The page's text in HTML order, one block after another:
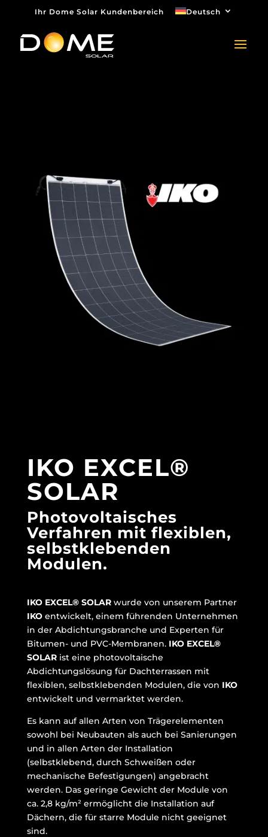
Ihr Dome Solar Kundenbereich Deutsch
IKO EXCEL®
SOLAR
Photovoltaisches
Verfahren mit flexiblen,
selbstklebenden
Modulen.
IKO EXCEL® SOLARwurde von unserem Partner
IKOentwickelt, einem führenden Unternehmen
in der Abdichtungsbranche und Experten für
Bitumen- und PVC-Membranen. IKO EXCEL®
SOLARist eine photovoltaische
Abdichtungslösung für Dachterrassen mit
flexiblen, selbstklebenden Modulen, die von IKO
entwickelt und vermarktet werden.
Es kann auf allen Arten von Trägerelementen
sowohl bei Neubauten als auch bei Sanierungen
und in allen Arten der Installation
(selbstklebend, durch Schweißen oder
mechanische Befestigungen) angebracht
werden. Das geringe Gewicht der Module von
ca. 2,8 kg/m² ermöglicht die Installation auf
Dächern, die für starre Module nicht geeignet
sind.